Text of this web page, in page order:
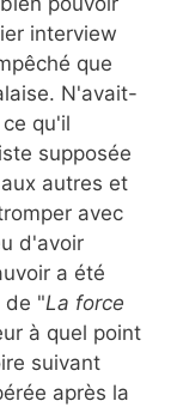
interview
que
N'avait-
qu'il
supposée
autres et
avec
d'avoir
a été
de "La force
à quel point
suivant
après la